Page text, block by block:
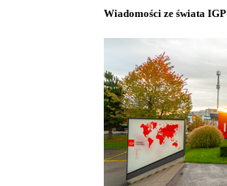
Wiadomości ze świata IGP